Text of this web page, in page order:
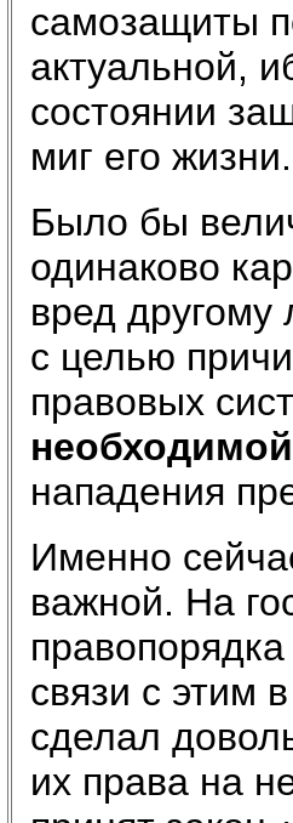
самозащиты
актуальной,
состоянии
миг его жизни.
Было бы
одинаково
вред другому
с целью
правовых
нападения
Именно
важной. На
связи с этим
сделал
их права на